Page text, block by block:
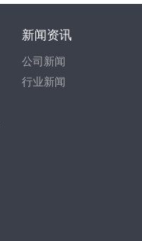
新闻资讯
公司新闻
行业新闻